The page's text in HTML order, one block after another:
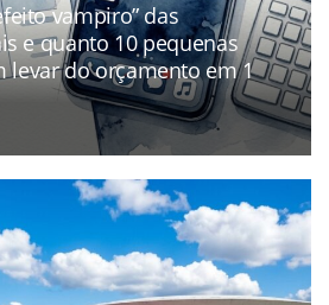
vampiro” das
e quanto 10 pequenas
levar do orçamento em 1